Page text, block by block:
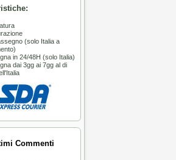
(solo Italia a
in 24/48H (solo Italia)
dai 3gg ai 7gg al di
Commenti